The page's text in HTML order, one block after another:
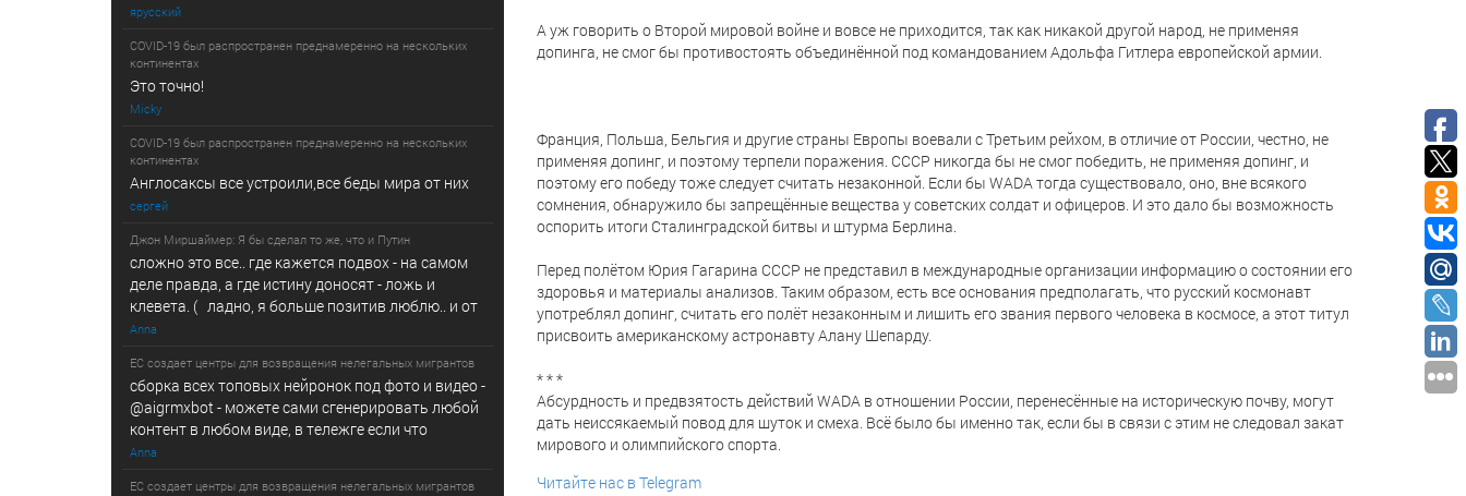
ярусский
COVID-19 был распространен преднамеренно на нескольких
континентах
Это точно!
Micky
COVID-19 был распространен преднамеренно на нескольких
континентах
Англосаксы все устроили,все беды мира от них
сергей
Джон Миршаймер: Я бы сделал то же, что и Путин
сложно это все.. где кажется подвох - на самом
деле правда, а где истину доносят - ложь и
клевета. ( ладно, я больше позитив люблю.. и от
Anna
ЕС создает центры для возвращения нелегальных мигрантов
сборка всех топовых нейронок под фото и видео -
@­a­i­­gr­mx­b­­o­t - можете сами сгенерировать любой
контент в любом виде, в т­ележг­е е­сл­и ч­то
Anna
ЕС создает центры для возвращения нелегальных мигрантов
А уж говорить о Второй мировой войне и вовсе не приходится, так как никакой другой народ, не применяя
допинга, не смог бы противостоять объединённой под командованием Адольфа Гитлера европейской армии.
Франция, Польша, Бельгия и другие страны Европы воевали с Третьим рейхом, в отличие от России, честно, не
применяя допинг, и поэтому терпели поражения. СССР никогда бы не смог победить, не применяя допинг, и
поэтому его победу тоже следует считать незаконной. Если бы WADA тогда существовало, оно, вне всякого
сомнения, обнаружило бы запрещённые вещества у советских солдат и офицеров. И это дало бы возможность
оспорить итоги Сталинградской битвы и штурма Берлина.
Перед полётом Юрия Гагарина СССР не представил в международные организации информацию о состоянии его
здоровья и материалы анализов. Таким образом, есть все основания предполагать, что русский космонавт
употреблял допинг, считать его полёт незаконным и лишить его звания первого человека в космосе, а этот титул
присвоить американскому астронавту Алану Шепарду.
* * *
Абсурдность и предвзятость действий WADA в отношении России, перенесённые на историческую почву, могут
дать неиссякаемый повод для шуток и смеха. Всё было бы именно так, если бы в связи с этим не следовал закат
мирового и олимпийского спорта.
Читайте нас в Telegram